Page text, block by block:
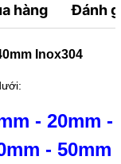
hàng Đánh
Inox304
- 20mm -
- 50mm